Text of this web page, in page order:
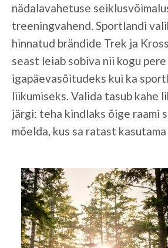
nädalavahetuse
treeningvahend. Sportlandi
hinnatud brändide Trek ja
seast leiab sobiva nii kogu pere
igapäevasõitudeks kui ka
liikumiseks. Valida tasub kahe
järgi: teha kindlaks õige raami
mõelda, kus sa ratast